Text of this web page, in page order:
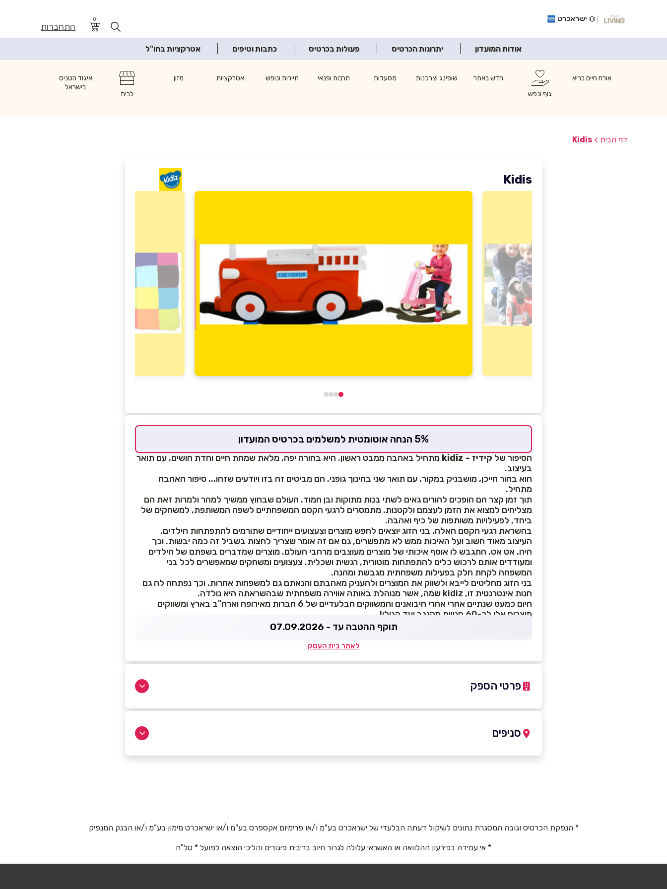
0
התחברות
אודות המועדון יתרונות הכרטיס פעולות בכרטיס כתבות וטיפים אטרקציות בחו"ל
אורח חיים בריא
גוף ונפש
חדש באתר שופינג וצרכנות מסעדות תרבות ופנאי תיירות ונופש אטרקציות
מזון
לבית
איגוד הטניס
בישראל
דף הבית >
Kidis
Kidis
5% הנחה אוטומטית למשלמים בכרטיס המועדון
הסיפור של קידיז - kidiz
מתחיל באהבה ממבט ראשון. היא בחורה יפה, מלאת שמחת חיים וחדת חושים, עם תואר
בעיצוב.
הוא בחור חייכן, מושבניק במקור, עם תואר שני בחינוך גופני. הם מביטים זה בזו ויודעים שזהו... סיפור האהבה
מתחיל.
תוך זמן קצר הם הופכים להורים גאים לשתי בנות מתוקות ובן חמוד. העולם שבחוץ ממשיך למהר ולמרות זאת הם
מצליחים למצוא את הזמן לעצמם ולקטנות. מתמסרים לרגעי הקסם המשפחתיים לשפה המשותפת, למשחקים של
ביחד, לפעילויות משותפות של כיף ואהבה.
בהשראת רגעי הקסם האלה, בני הזוג יוצאים לחפש מוצרים וצעצועים ייחודיים שתורמים להתפתחות הילדים.
העיצוב מאוד חשוב ועל האיכות ממש לא מתפשרים, גם אם זה אומר שצריך לחצות בשביל זה כמה יבשות. וכך
היה. אט אט, התגבש לו אוסף איכותי של מוצרים מעוצבים מרחבי העולם. מוצרים שמדברים בשפתם של הילדים
ומעודדים אותם לרכוש כלים להתפתחות מוטורית, רגשית ושכלית. צעצועים ומשחקים שמאפשרים לכל בני
המשפחה לקחת חלק בפעילות משפחתית מגבשת ומהנה.
בני הזוג מחליטים לייבא ולשווק את המוצרים ולהעניק מאהבתם והנאתם גם למשפחות אחרות. וכך נפתחה לה גם
חנות אינטרנטית זו, kidiz שמה, אשר מנוהלת באותה אווירה משפחתית שבהשראתה היא נולדה.
היום כמעט שנתיים אחרי אחרי היבואנים והמשווקים הבלעדיים של 6 חברות מאירופה וארה"ב בארץ ומשווקים
מוצרים אלו לכ-60 חנויות מהנגב ועד הגולן!
תוקף ההטבה עד - 07.09.2026
לאתר בית העסק
פרטי הספק
באתר
אימייל
סניפים
* הנפקת הכרטיס וגובה המסגרת נתונים לשיקול דעתה הבלעדי של ישראכרט בע"מ ו/או פרימיום אקספרס בע"מ ו/או ישראכרט מימון בע"מ ו/או הבנק המנפיק
* אי עמידה בפירעון ההלוואה או האשראי עלולה לגרור חיוב בריבית פיגורים והליכי הוצאה לפועל * טל"ח